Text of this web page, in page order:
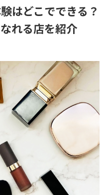
はどこでできる？
れる店を紹介